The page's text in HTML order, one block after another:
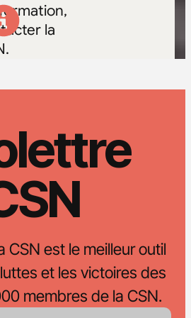
la
CSN est le meilleur outil
et les victoires des
membres de la CSN.